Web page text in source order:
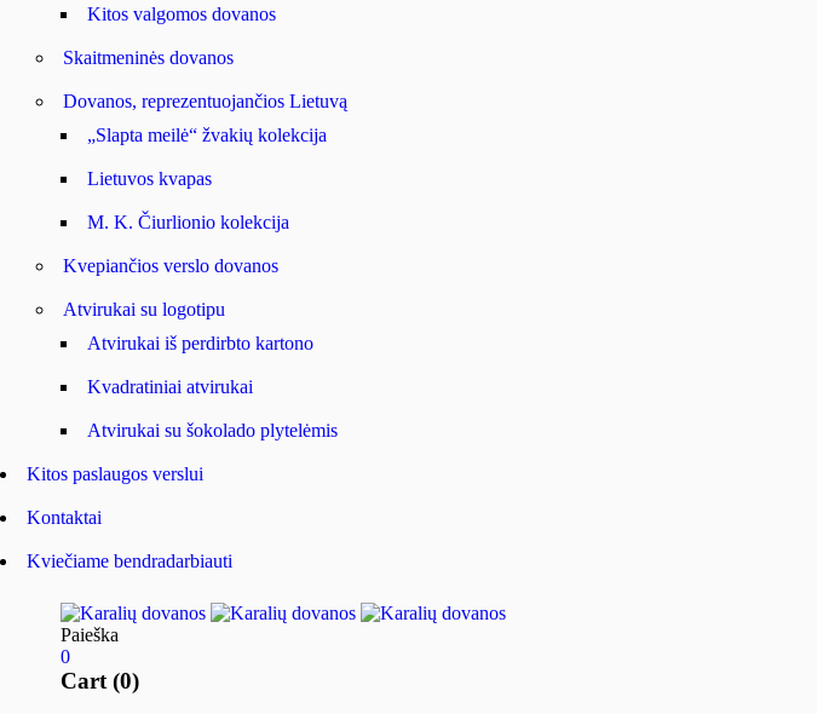
Kitos valgomos dovanos
Skaitmeninės dovanos
Dovanos, reprezentuojančios Lietuvą
„Slapta meilė“ žvakių kolekcija
Lietuvos kvapas
M. K. Čiurlionio kolekcija
Kvepiančios verslo dovanos
Atvirukai su logotipu
Atvirukai iš perdirbto kartono
Kvadratiniai atvirukai
Atvirukai su šokolado plytelėmis
Kitos paslaugos verslui
Kontaktai
Kviečiame bendradarbiauti
Paieška
0
Cart (0)